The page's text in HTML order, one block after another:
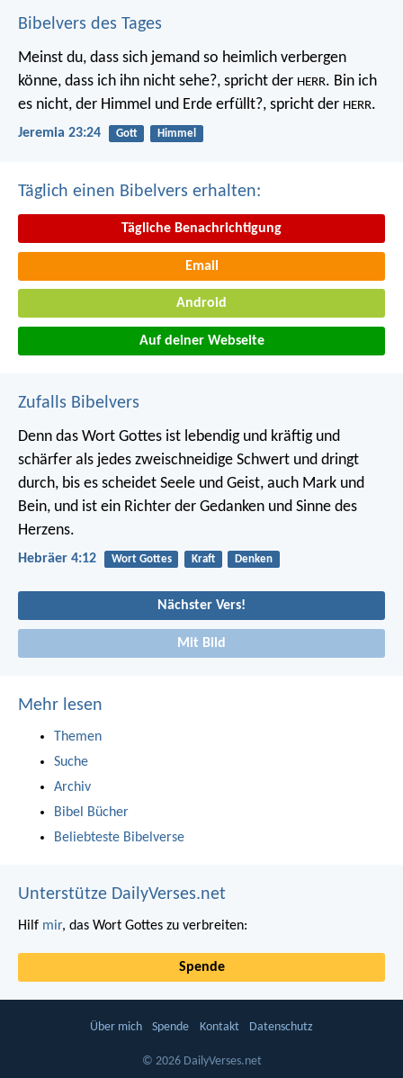
Bibelvers des Tages
Meinst du, dass sich jemand so heimlich verbergen
könne, dass ich ihn nicht sehe?, spricht der HERR. Bin ich
es nicht, der Himmel und Erde erfüllt?, spricht der HERR.
Jeremia 23:24 Gott Himmel
Täglich einen Bibelvers erhalten:
Tägliche Benachrichtigung
Email
Android
Auf deiner Webseite
Zufalls Bibelvers
Denn das Wort Gottes ist lebendig und kräftig und
schärfer als jedes zweischneidige Schwert und dringt
durch, bis es scheidet Seele und Geist, auch Mark und
Bein, und ist ein Richter der Gedanken und Sinne des
Herzens.
Hebräer 4:12 Wort Gottes Kraft Denken
Nächster Vers!
Mit Bild
Mehr lesen
Themen
Suche
Archiv
Bibel Bücher
Beliebteste Bibelverse
Unterstütze DailyVerses.net
Hilf mir, das Wort Gottes zu verbreiten:
Spende
Über mich Spende Kontakt Datenschutz
© 2026 DailyVerses.net